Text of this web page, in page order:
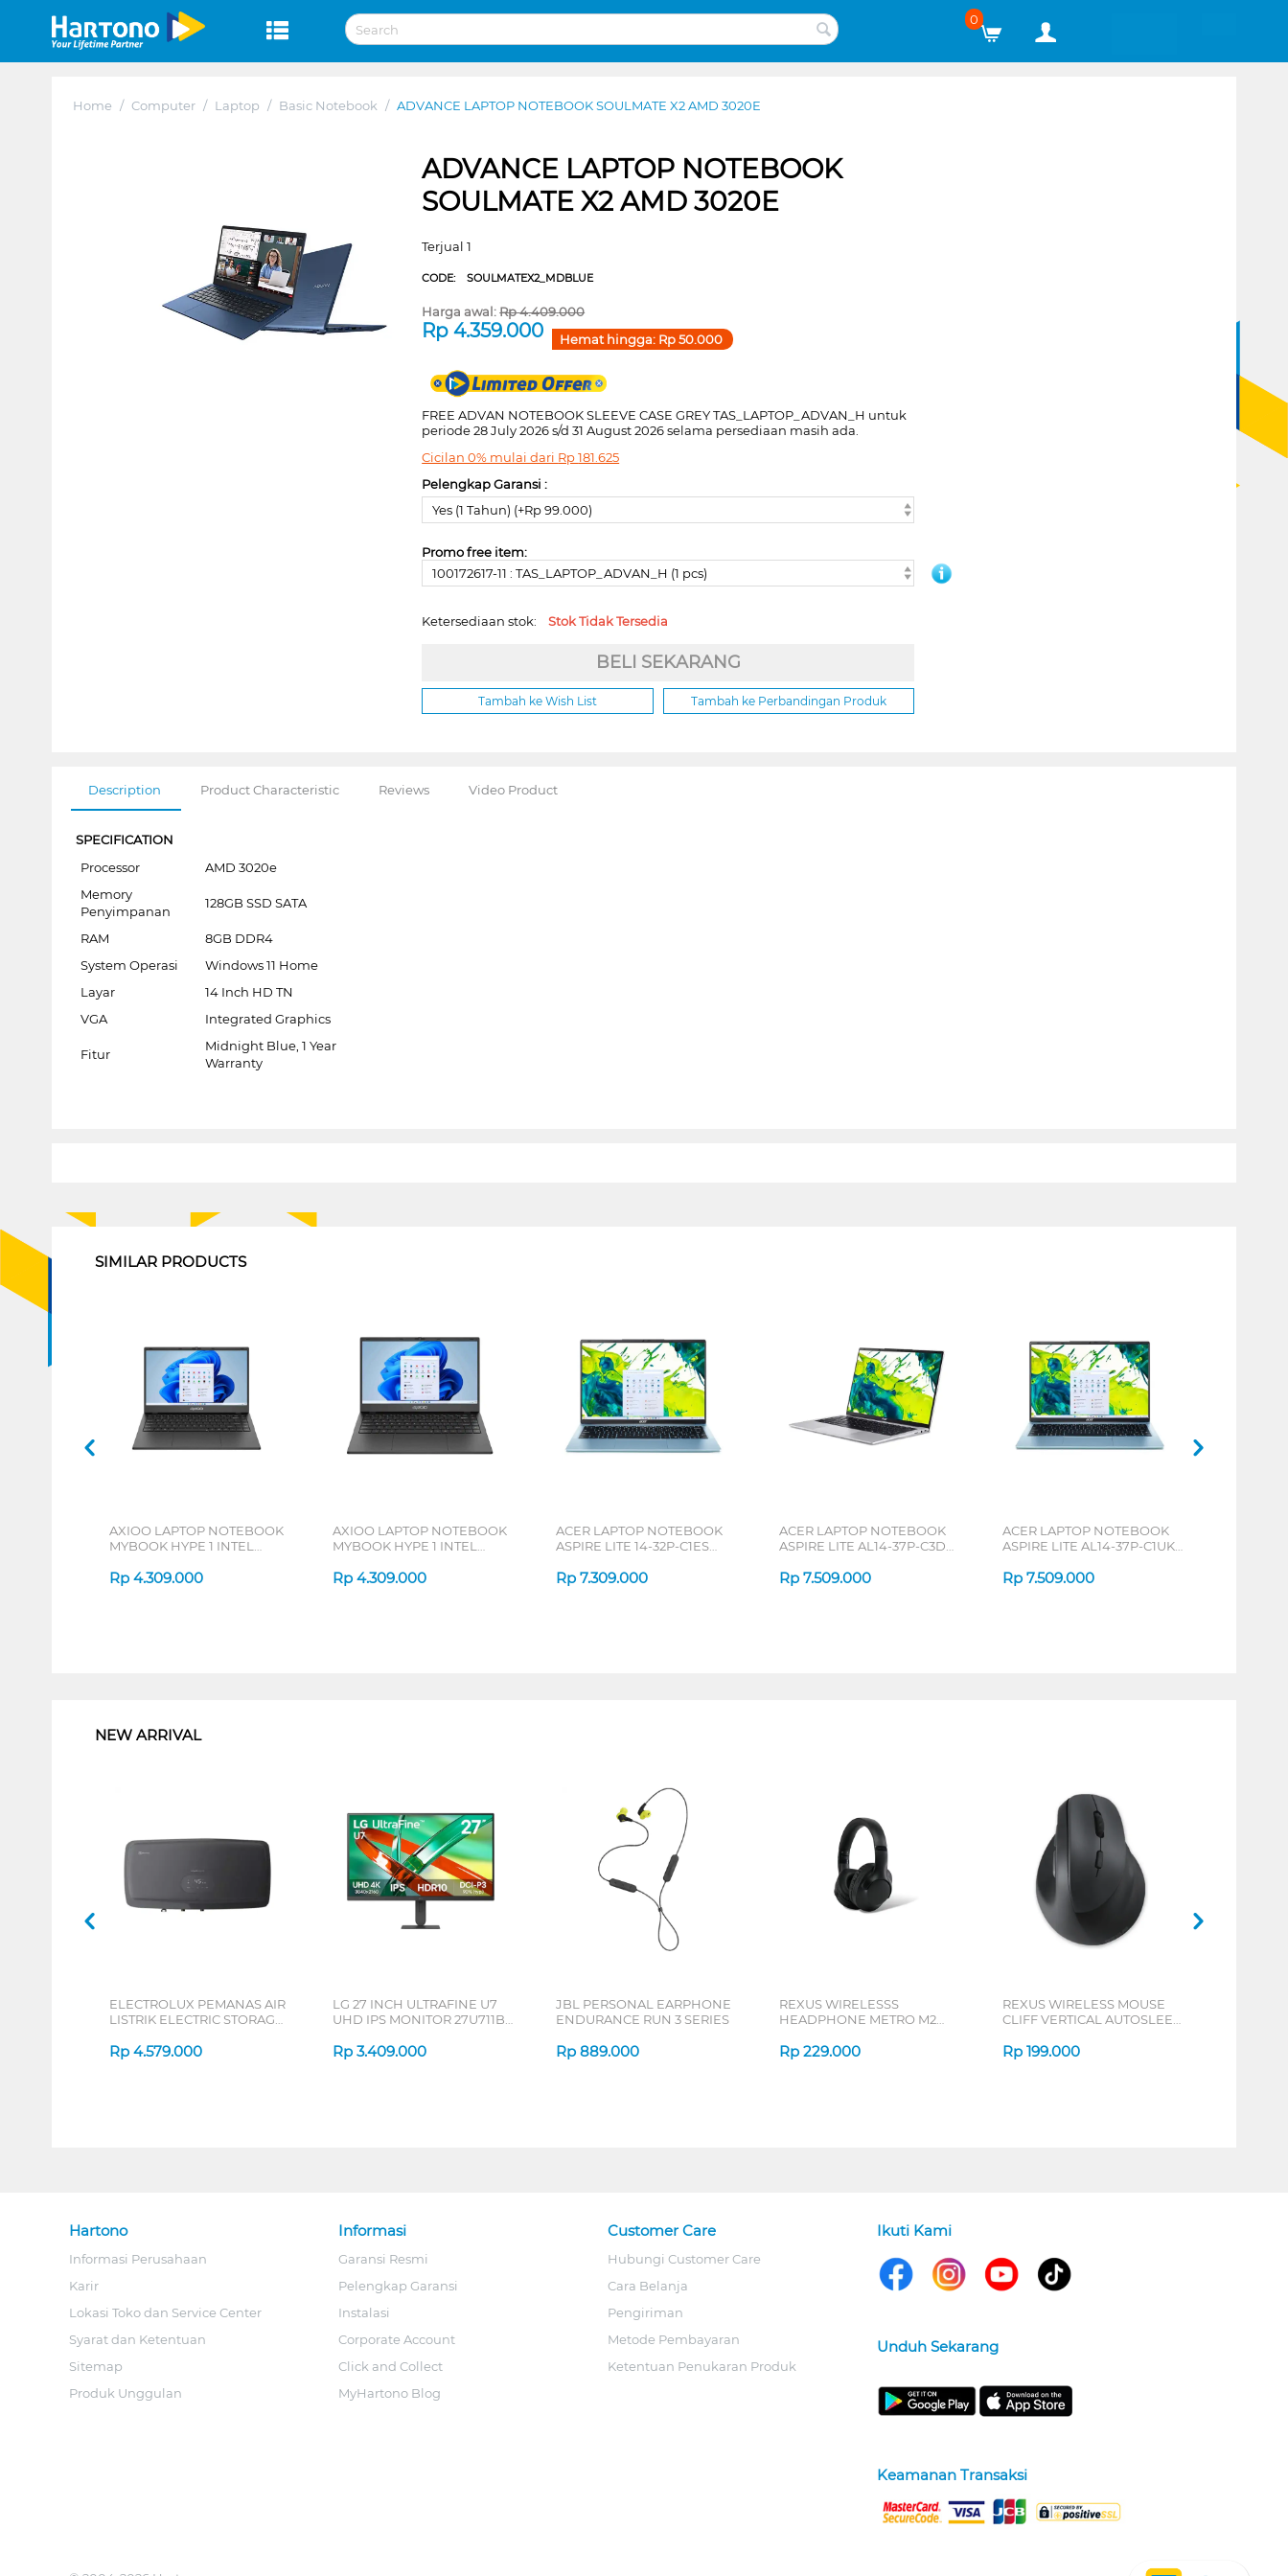
0
Home / Computer / Laptop / Basic Notebook / ADVANCE LAPTOP NOTEBOOK SOULMATE X2 AMD 3020E
ADVANCE LAPTOP NOTEBOOK
SOULMATE X2 AMD 3020E
Terjual 1
CODE:SOULMATEX2_MDBLUE
Harga awal:Rp4.409.000
Rp4.359.000 Hemat hingga: Rp50.000
FREE ADVAN NOTEBOOK SLEEVE CASE GREY TAS_LAPTOP_ADVAN_H untuk
periode 28 July 2026 s/d 31 August 2026 selama persediaan masih ada.
Cicilan 0% mulai dari Rp181.625
Pelengkap Garansi :
Yes (1 Tahun) (+Rp 99.000)
Promo free item:
100172617-11 : TAS_LAPTOP_ADVAN_H (1 pcs)
Ketersediaan stok:Stok Tidak Tersedia
BELI SEKARANG
Tambah ke Wish List Tambah ke Perbandingan Produk
Description Product Characteristic Reviews Video Product
SPECIFICATION
Processor
AMD 3020e
Memory
Penyimpanan
128GB SSD SATA
RAM
8GB DDR4
System Operasi
Windows 11 Home
Layar
14 Inch HD TN
VGA
Integrated Graphics
Fitur
Midnight Blue, 1 Year
Warranty
SIMILAR PRODUCTS
AXIOO LAPTOP NOTEBOOK
MYBOOK HYPE 1 INTEL
Rp 4.309.000
AXIOO LAPTOP NOTEBOOK
MYBOOK HYPE 1 INTEL
Rp 4.309.000
ACER LAPTOP NOTEBOOK
ASPIRE LITE 14-32P-C1ES
Rp 7.309.000
ACER LAPTOP NOTEBOOK
ASPIRE LITE AL14-37P-C3DZ
Rp 7.509.000
ACER LAPTOP NOTEBOOK
ASPIRE LITE AL14-37P-C1UK
Rp 7.509.000
NEW ARRIVAL
ELECTROLUX PEMANAS AIR
LISTRIK ELECTRIC STORAGE
EYE03046GE
Rp 4.579.000
LG 27 INCH ULTRAFINE U7
UHD IPS MONITOR 27U711B-
Rp 3.409.000
JBL PERSONAL EARPHONE
ENDURANCE RUN 3 SERIES
Rp 889.000
REXUS WIRELESSS
HEADPHONE METRO M2
Rp 229.000
REXUS WIRELESS MOUSE
CLIFF VERTICAL AUTOSLEEP
Rp 199.000
Hartono
Informasi Perusahaan
Karir
Lokasi Toko dan Service Center
Syarat dan Ketentuan
Sitemap
Produk Unggulan
Informasi
Garansi Resmi
Pelengkap Garansi
Instalasi
Corporate Account
Click and Collect
MyHartono Blog
Customer Care
Hubungi Customer Care
Cara Belanja
Pengiriman
Metode Pembayaran
Ketentuan Penukaran Produk
Ikuti Kami
Unduh Sekarang
Keamanan Transaksi